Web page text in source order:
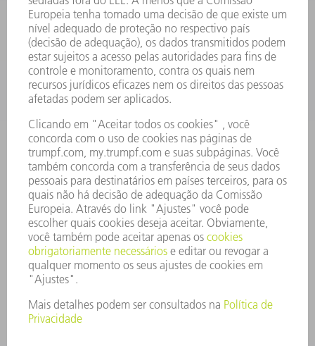
APLICAÇÕES
SETORES
EMPRESA
CARREIRA
OFERTAS DE EMPREGO
PERFIL DA EMPRESA
CONSELHO DE ADMINISTRAÇÃO
RELATÓRIO FINANCEIRO ANUAL
PRINCÍPIOS EMPRESARIAIS
COMPLIANCE
SISTEMA DE DENÚNCIAS
SEGURANÇA
COMUNICADOS À IMPRENSA
REVISTAS
SUSTENTABILIDADE
MEIO AMBIENTE E CLIMA
SOCIAL E CORPORATIVO
ADMINISTRAÇÃO EMPRESARIAL